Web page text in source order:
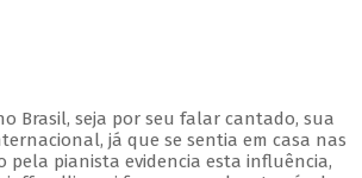
Brasil, seja por seu falar cantado, sua
já que se sentia em casa nas
pela pianista evidencia esta influência,